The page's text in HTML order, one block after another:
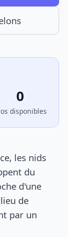
0
disponibles
les nids
du
d'une
de
par un